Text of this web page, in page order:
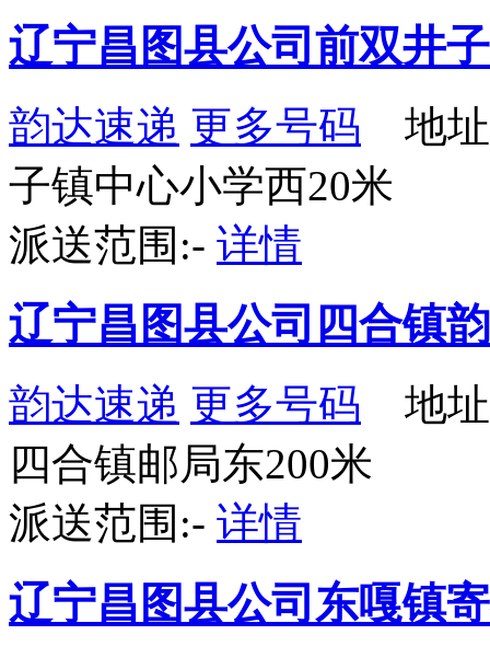
辽宁昌图县公司前双井
韵达速递 更多号码 地址
子镇中心小学西20米
派送范围:- 详情
辽宁昌图县公司四合镇
韵达速递 更多号码 地址
四合镇邮局东200米
派送范围:- 详情
辽宁昌图县公司东嘎镇